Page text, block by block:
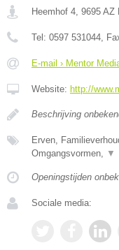
Heemhof 4 9695 AZ
Tel: 0597 531044 ,
E-mail › Mentor
Website: http://
Beschrijving
Erven,
Omgangsvormen,
▼
Openingstijden
Sociale media: